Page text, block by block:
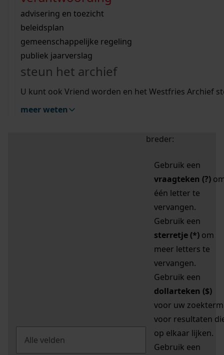
bouwvergunningen
omgevingsvergunningen
vergunningen
beeld en geluid
uitleg nodig?
Wij helpen u op weg met een aantal zoektips.
bekijk alle zoektips
Wij helpen u op weg met een aantal zoektips.
bekijk alle zoektips
bekijk ons geschiedenislokaal
advisering en toezicht
beleidsplan
gemeenschappelijke regeling
publiek jaarverslag
steun het archief
U kunt ook Vriend worden en het Westfries Archief
meer weten
zoektips
Mijn Studiezaal (inloggen)
uw zoekopdracht te
breder:
Gebruik een
vraagteken (?)
één letter te
vervangen.
Gebruik een
sterretje (*) om
meer letters te
vervangen.
Gebruik een
dollarteken ($)
voor uw zoekterm
voor resultaten
op elkaar lijken.
Gebruik een